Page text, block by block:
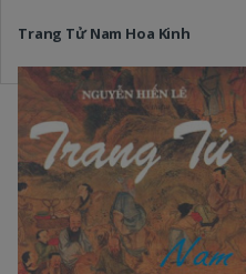
Trang Tử Nam Hoa Kinh